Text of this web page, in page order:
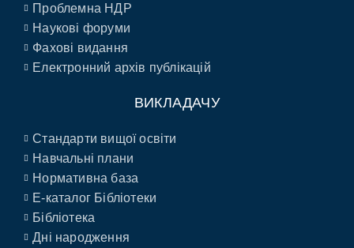
Проблемна НДР
Наукові форуми
Фахові видання
Електронний архів публікацій
ВИКЛАДАЧУ
Стандарти вищої освіти
Навчальні плани
Нормативна база
E-каталог Бібліотеки
Бібліотека
Дні народження